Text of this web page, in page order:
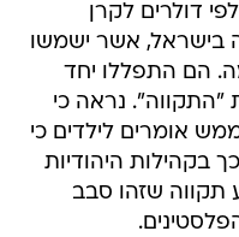
דולרים לקרן
בישראל, אשר ישמשו
הם התפללו יחד
"התקווה". נראה כי
אומרים לילדים כי
בקהילות היהודיות
תקווה שזהו סבב